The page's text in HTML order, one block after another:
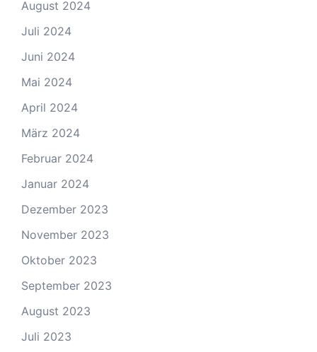
August 2024
Juli 2024
Juni 2024
Mai 2024
April 2024
März 2024
Februar 2024
Januar 2024
Dezember 2023
November 2023
Oktober 2023
September 2023
August 2023
Juli 2023